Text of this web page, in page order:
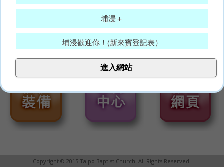
Copyright © 2015 Taipo Baptist Church. All Rights Reserved.
埔浸＋
埔浸歡迎你！(新來賓登記表）
大埔浸信會代禱表
願賜平安的神，常和你們眾人同在。(羅15:33)
進入網站